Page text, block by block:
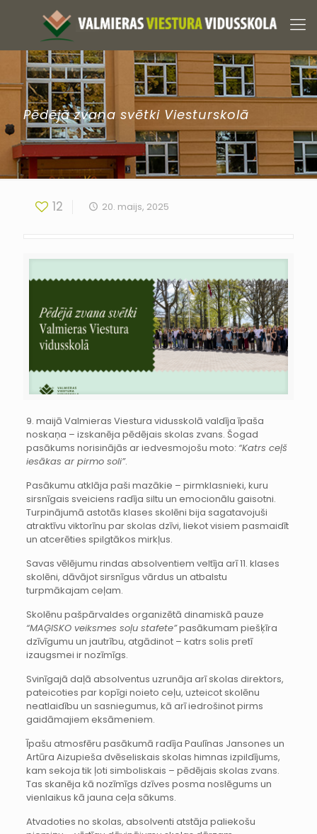
Pēdējā zvana svētki Viesturskolā
12 20. maijs, 2025
9. maijā Valmieras Viestura vidusskolā valdīja īpaša
noskaņa – izskanēja pēdējais skolas zvans. Šogad
pasākums norisinājās ar iedvesmojošu moto: “Katrs ceļš
iesākas ar pirmo soli”.
Pasākumu atklāja paši mazākie – pirmklasnieki, kuru
sirsnīgais sveiciens radīja siltu un emocionālu gaisotni.
Turpinājumā astotās klases skolēni bija sagatavojuši
atraktīvu viktorīnu par skolas dzīvi, liekot visiem pasmaidīt
un atcerēties spilgtākos mirkļus.
Savas vēlējumu rindas absolventiem veltīja arī 11. klases
skolēni, dāvājot sirsnīgus vārdus un atbalstu
turpmākajam ceļam.
Skolēnu pašpārvaldes organizētā dinamiskā pauze
“MAĢISKO veiksmes soļu stafete”pasākumam piešķīra
dzīvīgumu un jautrību, atgādinot – katrs solis pretī
izaugsmei ir nozīmīgs.
Svinīgajā daļā absolventus uzrunāja arī skolas direktors,
pateicoties par kopīgi noieto ceļu, uzteicot skolēnu
neatlaidību un sasniegumus, kā arī iedrošinot pirms
gaidāmajiem eksāmeniem.
Īpašu atmosfēru pasākumā radīja Paulīnas Jansones un
Artūra Aizupieša dvēseliskais skolas himnas izpildījums,
kam sekoja tik ļoti simboliskais – pēdējais skolas zvans.
Tas skanēja kā nozīmīgs dzīves posma noslēgums un
vienlaikus kā jauna ceļa sākums.
Atvadoties no skolas, absolventi atstāja paliekošu